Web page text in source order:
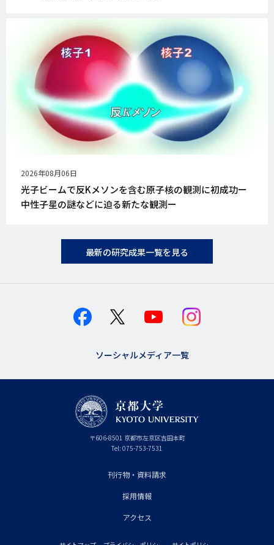
公
開
日
2026年08月06日
光子ビームで反Kメソンを含む原子核の観測に初成功ー
中性子星の謎などに迫る新たな観測ー
最新の研究成果一覧を見る
ソーシャルメディア一覧
〒606-8501 京
都
府
京都市左京区吉田本町
Tel: 075-753-7531
刊行物・資料請求
採用情報
アクセス